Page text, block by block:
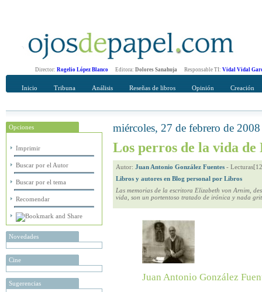
Director: Rogelio López Blanco Editora: Dolores Sanahuja Responsable TI: Vidal Vidal
Inicio Tribuna Análisis Reseñas de libros Opinión Creación
Opciones
Imprimir
Buscar por el Autor
Buscar por el tema
Recomendar
Novedades
Cine
Sugerencias
Recomendar
miércoles, 27 de febrero de 2008
Los perros de la vida
Autor: Juan Antonio González Fuentes -
Libros y autores en Blog personal por Libros
Las memorias de la escritora Elizabeth von Arnim,
vida, son un portentoso tratado de irónica y nada
Juan Antonio González